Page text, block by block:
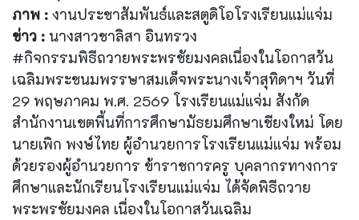
ภาพ : งานประชาสัมพันธ์และสตูดิโอโรงเรียนแม่แจ่ม
ข่าว : นางสาวชาลิสา อินทรวง
#กิจกรรมพิธีถวายพระพรชัยมงคลเนื่องในโอกาสวัน
เฉลิมพระชนมพรรษาสมเด็จพระนางเจ้าสุทิดาฯ วันที่
29 พฤษภาคม พ.ศ. 2569 โรงเรียนแม่แจ่ม สังกัด
สำนักงานเขตพื้นที่การศึกษามัธยมศึกษาเชียงใหม่ โดย
นายเพิก พงษ์ไทย ผู้อำนวยการโรงเรียนแม่แจ่ม พร้อม
ด้วยรองผู้อำนวยการ ข้าราชการครู บุคลากรทางการ
ศึกษาและนักเรียนโรงเรียนแม่แจ่ม ได้จัดพิธีถวาย
พระพรชัยมงคล เนื่องในโอกาสวันเฉลิม